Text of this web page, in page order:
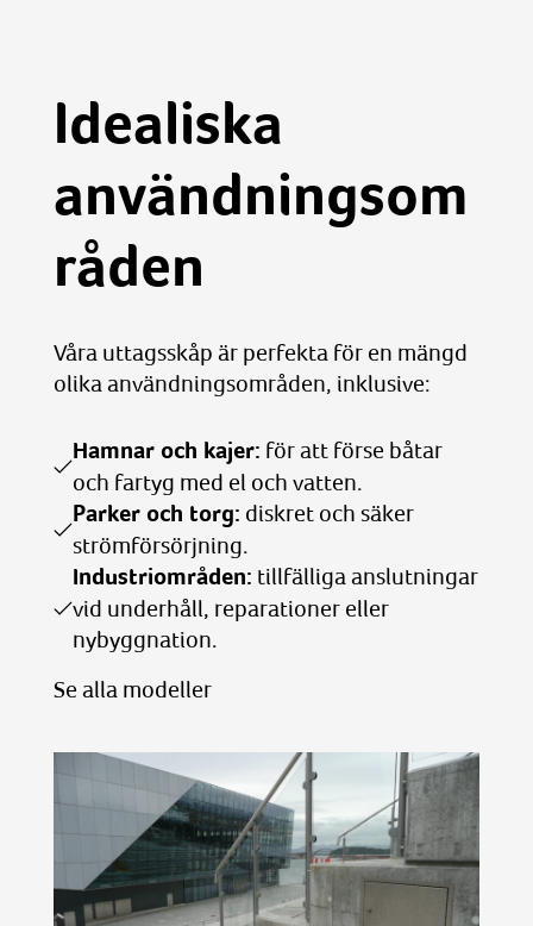
Idealiska
användningsom
råden
Våra uttagsskåp är perfekta för en mängd
olika användningsområden, inklusive:
Hamnar och kajer: för att förse båtar
och fartyg med el och vatten.
Parker och torg: diskret och säker
strömförsörjning.
Industriområden: tillfälliga anslutningar
vid underhåll, reparationer eller
nybyggnation.
Se alla modeller